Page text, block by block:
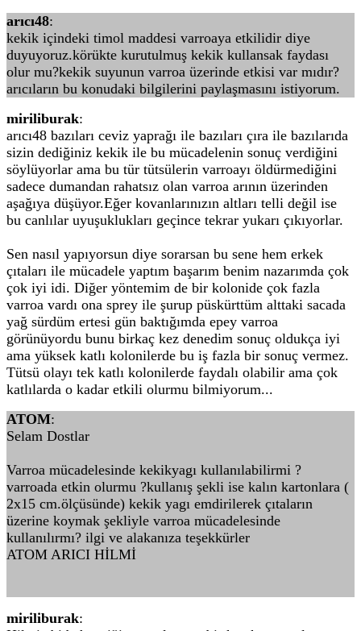
arıcı48:
kekik içindeki timol maddesi varroaya etkilidir diye
duyuyoruz.körükte kurutulmuş kekik kullansak faydası
olur mu?kekik suyunun varroa üzerinde etkisi var mıdır?
arıcıların bu konudaki bilgilerini paylaşmasını istiyorum.
miriliburak:
arıcı48 bazıları ceviz yaprağı ile bazıları çıra ile bazılarıda
sizin dediğiniz kekik ile bu mücadelenin sonuç verdiğini
söylüyorlar ama bu tür tütsülerin varroayı öldürmediğini
sadece dumandan rahatsız olan varroa arının üzerinden
aşağıya düşüyor.Eğer kovanlarınızın altları telli değil ise
bu canlılar uyuşuklukları geçince tekrar yukarı çıkıyorlar.
Sen nasıl yapıyorsun diye sorarsan bu sene hem erkek
çıtaları ile mücadele yaptım başarım benim nazarımda çok
çok iyi idi. Diğer yöntemim de bir kolonide çok fazla
varroa vardı ona sprey ile şurup püskürttüm alttaki sacada
yağ sürdüm ertesi gün baktığımda epey varroa
görünüyordu bunu birkaç kez denedim sonuç oldukça iyi
ama yüksek katlı kolonilerde bu iş fazla bir sonuç vermez.
Tütsü olayı tek katlı kolonilerde faydalı olabilir ama çok
katlılarda o kadar etkili olurmu bilmiyorum...
ATOM:
Selam Dostlar
Varroa mücadelesinde kekikyagı kullanılabilirmi ?
varroada etkin olurmu ?kullanış şekli ise kalın kartonlara (
2x15 cm.ölçüsünde) kekik yagı emdirilerek çıtaların
üzerine koymak şekliyle varroa mücadelesinde
kullanılırmı? ilgi ve alakanıza teşekkürler
ATOM ARICI HİLMİ
miriliburak: